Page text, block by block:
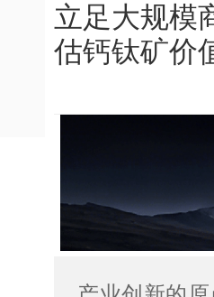
立足大规模
估钙钛矿价